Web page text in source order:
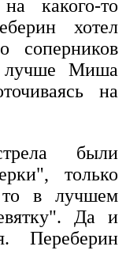
какого-то
хотел
соперников
лучше Миша
на
были
только
в лучшем
Да и
Переберин